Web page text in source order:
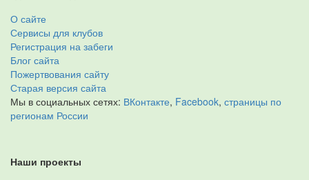
О сайте
Сервисы для клубов
Регистрация на забеги
Блог сайта
Пожертвования сайту
Старая версия сайта
Мы в социальных сетях: ВКонтакте, Facebook, страницы по
регионам России
Наши проекты